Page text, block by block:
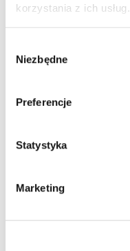
korzystania z ich usług.
zgody
Niezbędne
Preferencje
Statystyka
Marketing
Oceniono0na 5
Łóżko tapicerowane LUNA
Wybierz opcje